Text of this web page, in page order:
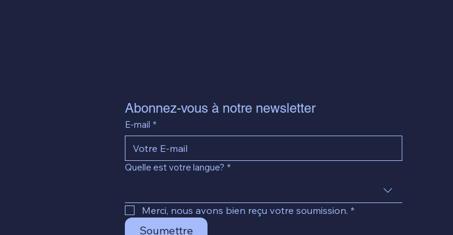
Abonnez-vous à notre newsletter
E-mail *
Quelle est votre langue? *
Merci, nous avons bien reçu votre soumission. *
Soumettre